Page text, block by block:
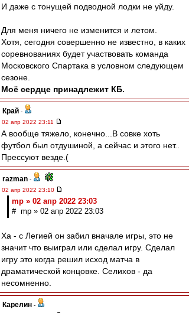
И даже с тонущей подводной лодки не уйду.
Для меня ничего не изменится и летом.
Хотя, сегодня совершенно не известно, в каких
соревнованиях будет участвовать команда
Московского Спартака в условном следующем
сезоне.
Моё сердце принадлежит КБ.
Край -
02 апр 2022 23:11
А вообще тяжело, конечно...В совке хоть
футбол был отдушиной, а сейчас и этого нет..
Прессуют везде.(
razman -
02 апр 2022 23:10
mp » 02 апр 2022 23:03
# mp » 02 апр 2022 23:03
Ха - с Легией он забил вначале игры, это не
значит что выиграл или сделал игру. Сделал
игру это когда решил исход матча в
драматической концовке. Селихов - да
несомненно.
Карелин -